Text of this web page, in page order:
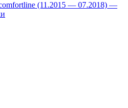
(11.2015 — 07.2018) —